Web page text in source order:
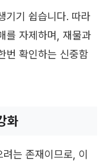
기기 쉽습니다. 따라
를 자제하며, 재물과
번 확인하는 신중함
화
는 존재이므로, 이